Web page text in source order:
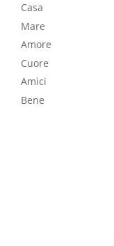
Casa
Mare
Amore
Cuore
Amici
Bene